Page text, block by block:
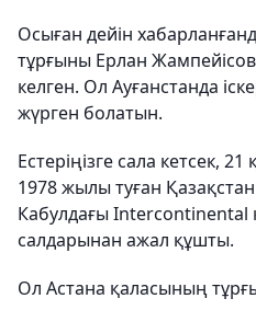
Осыған дейін
тұрғыны Ерлан
келген. Ол Ауғанстанда
жүрген болатын.
Естеріңізге сала кетсек,
1978 жылы туған
Кабулдағы Intercontinental
салдарынан ажал құшты.
Ол Астана қаласының